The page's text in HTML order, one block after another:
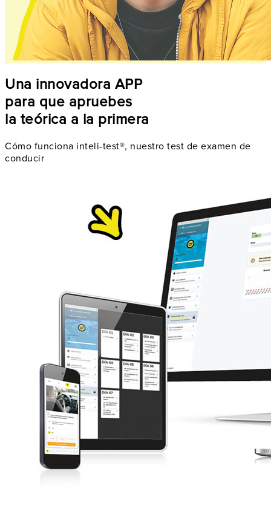
Una innovadora APP
para que apruebes
la teórica a la primera
Cómo funciona inteli-test®, nuestro test de examen de
conducir